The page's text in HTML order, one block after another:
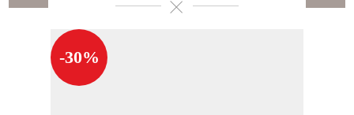
-30%